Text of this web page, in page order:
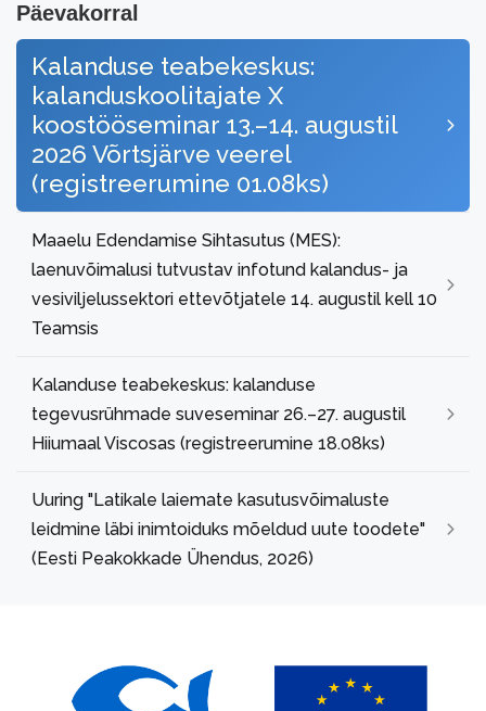
Päevakorral
Kalanduse teabekeskus:
kalanduskoolitajate X
koostööseminar 13.–14. augustil
2026 Võrtsjärve veerel
(registreerumine 01.08ks)
Maaelu Edendamise Sihtasutus (MES):
laenuvõimalusi tutvustav infotund kalandus- ja
vesiviljelussektori ettevõtjatele 14. augustil kell 10
Teamsis
Kalanduse teabekeskus: kalanduse
tegevusrühmade suveseminar 26.–27. augustil
Hiiumaal Viscosas (registreerumine 18.08ks)
Uuring "Latikale laiemate kasutusvõimaluste
leidmine läbi inimtoiduks mõeldud uute toodete"
(Eesti Peakokkade Ühendus, 2026)